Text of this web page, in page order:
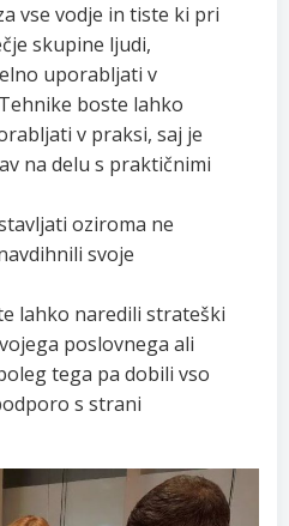
vse vodje in tiste ki pri
skupine ljudi,
uporabljati v
boste lahko
v praksi, saj je
na delu s praktičnimi
oziroma ne
svoje
lahko naredili strateški
poslovnega ali
tega pa dobili vso
s strani